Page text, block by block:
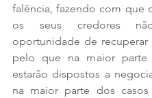
falência, fazendo com que
os seus credores
oportunidade de
pelo que na maior parte
estarão dispostos a
na maior parte dos casos